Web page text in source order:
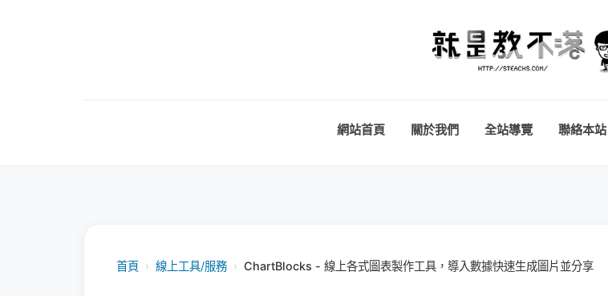
網站首頁 關於我們 全站導覽 聯絡本站
首頁 › 線上工具/服務 › ChartBlocks - 線上各式圖表製作工具，導入數據快速生成圖片並分享